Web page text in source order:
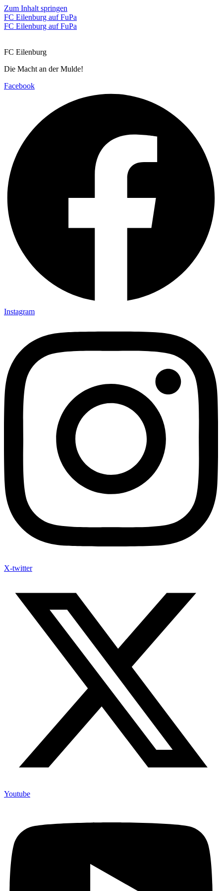
Zum Inhalt springen
FC Eilenburg auf FuPa
FC Eilenburg auf FuPa
FC Eilenburg
Die Macht an der Mulde!
Facebook
Instagram
X-twitter
Youtube